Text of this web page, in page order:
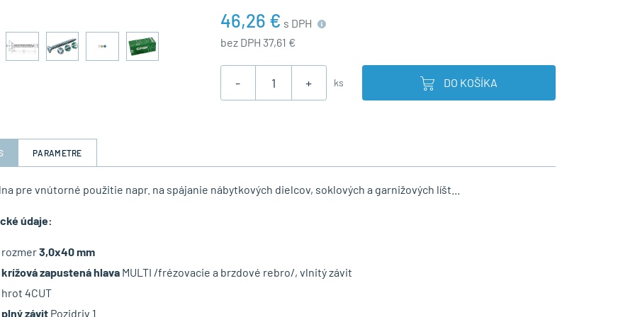
46,26 € s DPH
bez DPH 37,61 €
- + ks DO KOŠÍKA
PARAMETRE
pre vnútorné použitie napr. na spájanie nábytkových dielcov, soklových a garnižových líšt...
údaje:
rozmer3,0x40 mm
krížová zapustená hlavaMULTI /frézovacie a brzdové rebro/, vlnitý závit
hrot 4CUT
plný závitPozidriv 1